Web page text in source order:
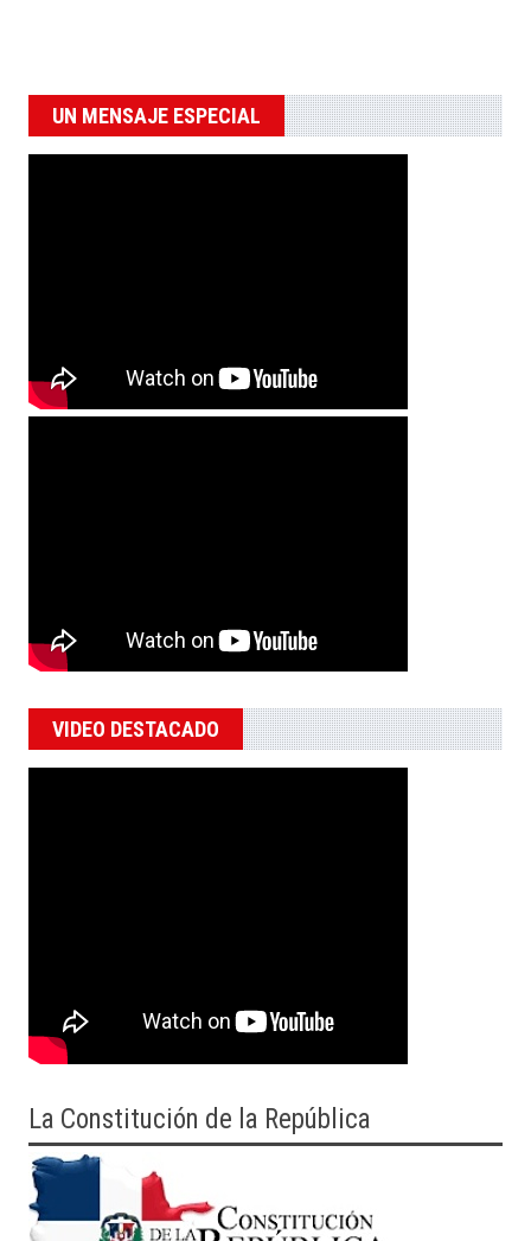
UN MENSAJE ESPECIAL
VIDEO DESTACADO
La Constitución de la República